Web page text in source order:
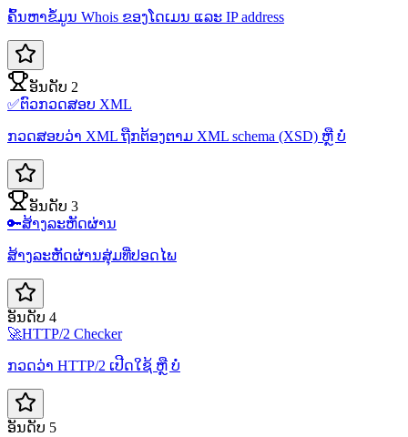
ຄົ້ນຫາຂໍ້ມູນ Whois ຂອງໂດເມນ ແລະ IP address
ອັນດັບ 2
✅ຕົວກວດສອບ XML
ກວດສອບວ່າ XML ຖືກຕ້ອງຕາມ XML schema (XSD) ຫຼື ບໍ່
ອັນດັບ 3
🔑ສ້າງລະຫັດຜ່ານ
ສ້າງລະຫັດຜ່ານສຸ່ມທີ່ປອດໄພ
ອັນດັບ 4
🚀HTTP/2 Checker
ກວດວ່າ HTTP/2 ເປີດໃຊ້ ຫຼື ບໍ່
ອັນດັບ 5